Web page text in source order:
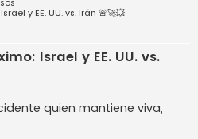
y EE. UU. vs. Irán 🚨🚀💥
Israel y EE. UU. vs.
quien mantiene viva,